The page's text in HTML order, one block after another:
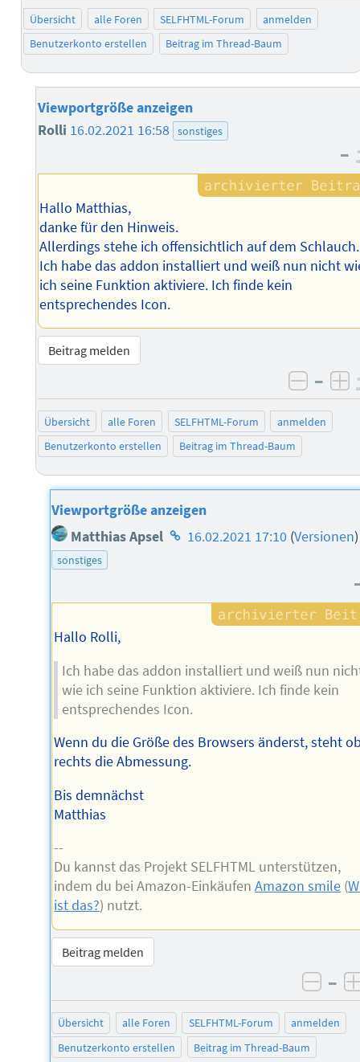
Übersicht alle Foren SELFHTML-Forum
anmelden
Benutzerkonto erstellen
Beitrag im Thread-Baum
Viewportgröße anzeigen
Rolli 16.02.2021 16:58 sonstiges
–
Hallo Matthias,
danke für den Hinweis.
Allerdings stehe ich offensichtlich auf dem Schlauch.
Ich habe das addon installiert und weiß nun nicht
ich seine Funktion aktiviere. Ich finde kein
entsprechendes Icon.
Beitrag melden
–
Übersicht alle Foren SELFHTML-Forum
anmelden
Benutzerkonto erstellen
Beitrag im Thread-Baum
Viewportgröße anzeigen
Matthias Apsel Homepage
16.02.2021 17:10 (Versionen)
sonstiges
Hallo Rolli,
Ich habe das addon installiert und weiß nun
wie ich seine Funktion aktiviere. Ich finde kein
entsprechendes Icon.
Wenn du die Größe des Browsers änderst, steht
rechts die Abmessung.
Bis demnächst
Matthias
--
Du kannst das Projekt SELFHTML unterstützen,
indem du bei Amazon-EinkäufenAmazon smile (
ist das?) nutzt.
Beitrag melden
–
Übersicht alle Foren SELFHTML-Forum
anmelden
Benutzerkonto erstellen
Beitrag im Thread-Baum